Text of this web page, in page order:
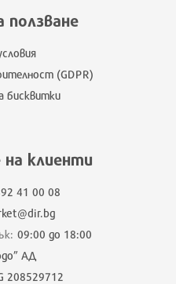
ползване
(GDPR)
бисквитки
клиенти
41 00 08
09:00 до 18:00
АД
208529712